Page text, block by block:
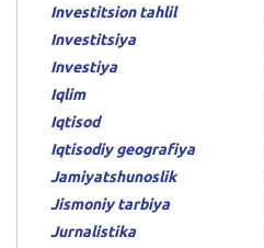
Investitsion tahlil
Investitsiya
Investiya
Iqlim
Iqtisod
Iqtisodiy geografiya
Jamiyatshunoslik
Jismoniy tarbiya
Jurnalistika